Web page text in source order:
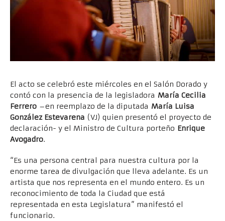
El acto se celebró este miércoles en el Salón Dorado y
contó con la presencia de la legisladora María Cecilia
Ferrero –en reemplazo de la diputada María Luisa
González Estevarena (VJ) quien presentó el proyecto de
declaración- y el Ministro de Cultura porteño Enrique
Avogadro.
“Es una persona central para nuestra cultura por la
enorme tarea de divulgación que lleva adelante. Es un
artista que nos representa en el mundo entero. Es un
reconocimiento de toda la Ciudad que está
representada en esta Legislatura” manifestó el
funcionario.